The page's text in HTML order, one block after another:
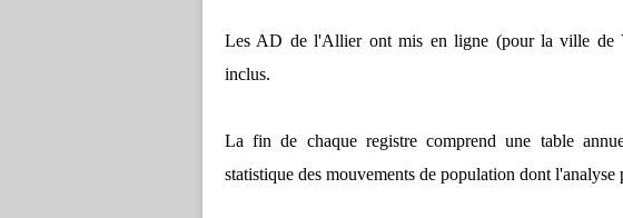
Les AD de l'Allier ont mis en ligne (pour la ville de
inclus.
La fin de chaque registre comprend une table
statistique des mouvements de population dont l'analyse